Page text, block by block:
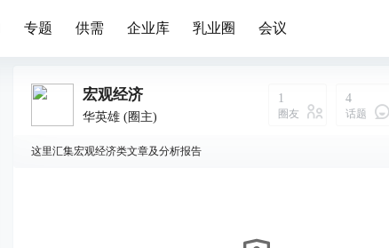
专题 供需 企业库 乳业圈 会议
宏观经济
华英雄 (圈主)
1
圈友
4
话题
这里汇集宏观经济类文章及分析报告